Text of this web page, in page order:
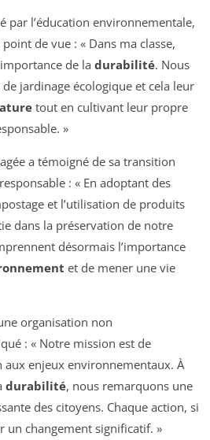
par l’éducation environnementale,
de vue : « Dans ma classe,
de la durabilité. Nous
jardinage écologique et cela leur
tout en cultivant leur propre
»
a témoigné de sa transition
: « En adoptant des
et l’utilisation de produits
dans la préservation de notre
désormais l’importance
et de mener une vie
organisation non
: « Notre mission est de
enjeux environnementaux. À
durabilité, nous remarquons une
des citoyens. Chaque action, si
un changement significatif. »